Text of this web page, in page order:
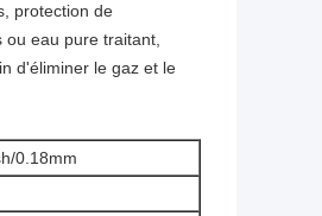
protection de
ou eau pure traitant,
d'éliminer le gaz et le
0.18mm